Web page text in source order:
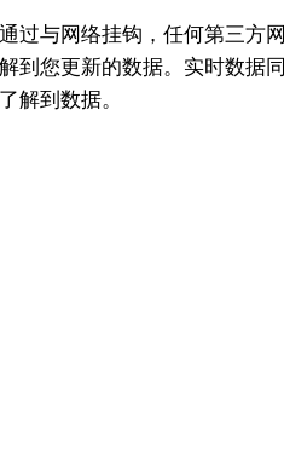
通过与网络挂钩，任何第三方
解到您更新的数据。实时数据
了解到数据。